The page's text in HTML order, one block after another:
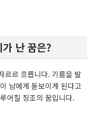
난 꿈은?
르르 흐릅니다. 기름을 발
남에게 돋보이게 된다고
어질 징조의 꿈입니다.